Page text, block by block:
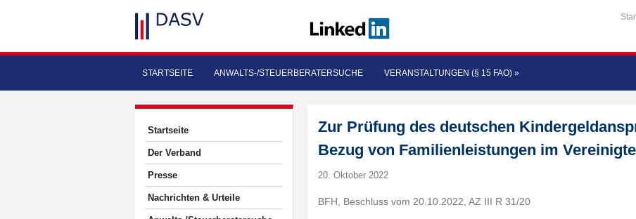
STARTSEITE ANWALTS-/STEUERBERATERSUCHE VERANSTALTUNGEN (§ 15 FAO) »
Startseite
Der Verband
Presse
Nachrichten & Urteile
Zur Prüfung des deutschen
Bezug von Familienleistungen im
20. Oktober 2022
BFH, Beschluss vom 20.10.2022, AZ III R 31/20